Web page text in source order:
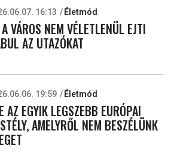
16:13 Életmód
VÁROS NEM VÉLETLENÜL EJTI
AZ UTAZÓKAT
19:59 Életmód
AZ EGYIK LEGSZEBB EURÓPAI
AMELYRŐL NEM BESZÉLÜNK